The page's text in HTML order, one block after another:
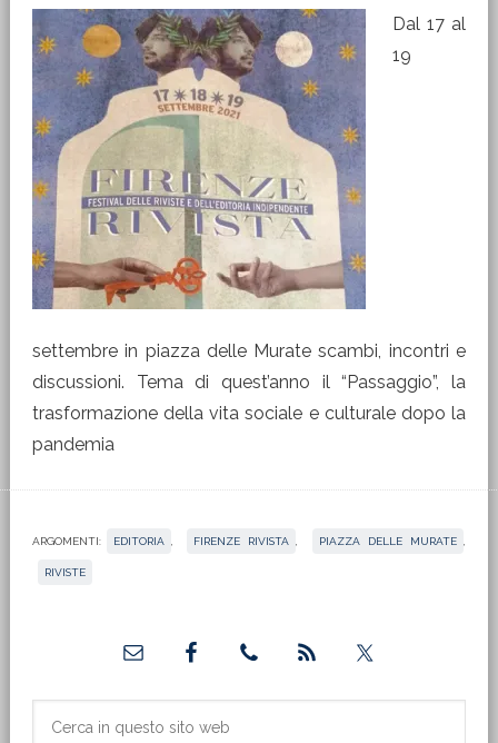
Dal 17 al
19
settembre in piazza delle Murate scambi, incontri e
discussioni. Tema di quest’anno il “Passaggio”, la
trasformazione della vita sociale e culturale dopo la
pandemia
ARGOMENTI: EDITORIA FIRENZE RIVISTA PIAZZA DELLE MURATE
RIVISTE
primaria